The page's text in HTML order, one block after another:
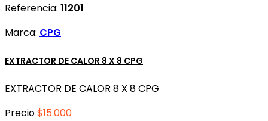
Referencia: 11201
Marca: CPG
EXTRACTOR DE CALOR 8 X 8 CPG
EXTRACTOR DE CALOR 8 X 8 CPG
Precio$15.000